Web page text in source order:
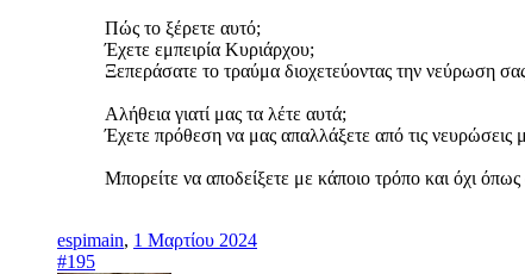
Πώς το ξέρετε αυτό;
Έχετε εμπειρία Κυριάρχου;
Ξεπεράσατε το τραύμα διοχετεύοντας την νεύρωση
Αλήθεια γιατί μας τα λέτε αυτά;
Έχετε πρόθεση να μας απαλλάξετε από τις
Μπορείτε να αποδείξετε με κάποιο τρόπο και όχι
espimain, 1 Μαρτίου 2024
#195